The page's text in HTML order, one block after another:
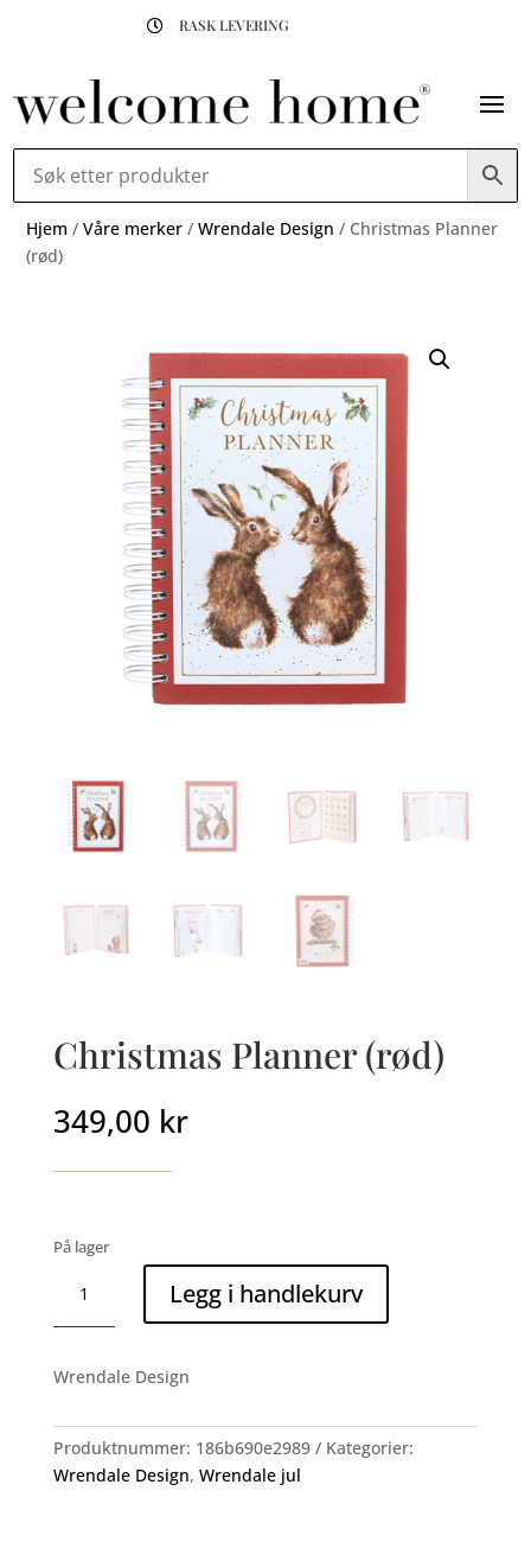
 RASK LEVERING
Hjem /Våre merker /Wrendale Design / Christmas Planner
(rød)
Christmas Planner (rød)
349,00 kr
På lager
Planner
(rød)
Legg i handlekurv
Wrendale Design
Produktnummer: 186b690e2989
Kategorier:
Wrendale Design, Wrendale jul